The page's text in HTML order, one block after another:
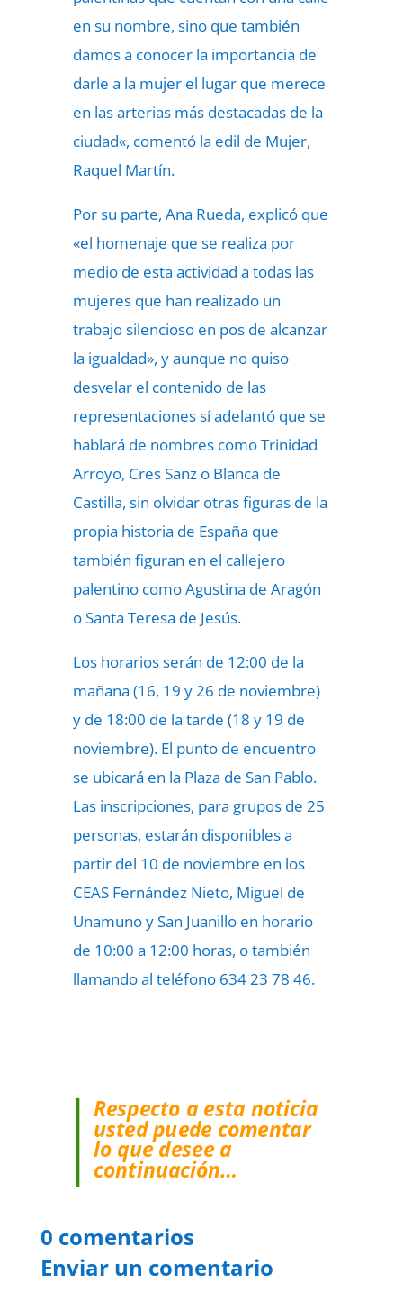
en su nombre, sino que también
damos a conocer la importancia de
darle a la mujer el lugar que merece
en las arterias más destacadas de la
ciudad«, comentó la edil de Mujer,
Raquel Martín.
Por su parte, Ana Rueda, explicó que
«el homenaje que se realiza por
medio de esta actividad a todas las
mujeres que han realizado un
trabajo silencioso en pos de alcanzar
la igualdad», y aunque no quiso
desvelar el contenido de las
representaciones sí adelantó que se
hablará de nombres como Trinidad
Arroyo, Cres Sanz o Blanca de
Castilla, sin olvidar otras figuras de la
propia historia de España que
también figuran en el callejero
palentino como Agustina de Aragón
o Santa Teresa de Jesús.
Los horarios serán de 12:00 de la
mañana (16, 19 y 26 de noviembre)
y de 18:00 de la tarde (18 y 19 de
noviembre). El punto de encuentro
se ubicará en la Plaza de San Pablo.
Las inscripciones, para grupos de 25
personas, estarán disponibles a
partir del 10 de noviembre en los
CEAS Fernández Nieto, Miguel de
Unamuno y San Juanillo en horario
de 10:00 a 12:00 horas, o también
llamando al teléfono 634 23 78 46.
Respecto a esta noticia
usted puede comentar
lo que desee a
continuación…
0 comentarios
Enviar un comentario